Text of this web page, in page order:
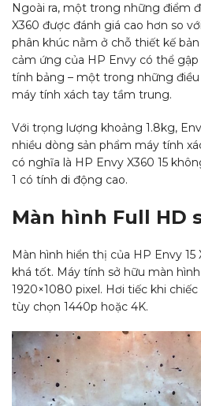
Ngoài ra, một trong những điểm
X360 được đánh giá cao hơn so
phân khúc nằm ở chỗ thiết kế
cảm ứng của HP Envy có thể
tính bảng – một trong những
máy tính xách tay tầm trung.
Với trọng lượng khoảng 1.8kg,
nhiều dòng sản phẩm máy tính
có nghĩa là HP Envy X360 15
1 có tính di động cao.
Màn hình Full HD
Màn hình hiển thị của HP Envy
khá tốt. Máy tính sở hữu màn hình
1920×1080 pixel. Hơi tiếc khi
tùy chọn 1440p hoặc 4K.